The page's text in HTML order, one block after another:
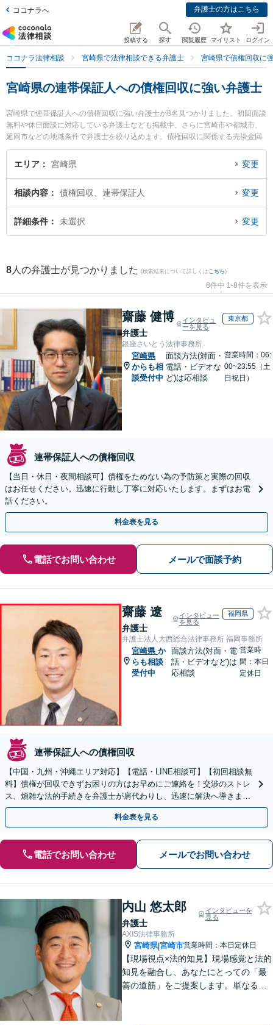
ココナラへ 弁護士の方はこちら
投稿する 探す 閲覧履歴 マイリスト ログイン
ココナラ法律相談 宮崎県で法律相談できる弁護士 宮崎県で債権回収に
宮崎県の連帯保証人への債権回収に強い弁護士
宮崎県で連帯保証人への債権回収に強い弁護士が8名見つかりました。初回面談
無料や休日面談に対応している弁護士なども掲載中。さらに宮崎市や都城市、
延岡市などの地域条件で弁護士を絞り込めます。債権回収に関係する売掛金回
収や債権回収代行、債権の時効中断等の細かな分野での絞り込み検索もでき便
利です。特にAXIS法律事務所の内山 悠太郎弁護士や近藤和弘法律事務所の近藤
証人への債権回収のトラブルを今すぐに弁護士に相談したい』『連帯保証人へ
の債権回収のトラブル解決の実績豊富な近くの弁護士を検索したい』『初回相
談無料で連帯保証人への債権回収を法律相談できる宮崎県内の弁護士に相談予
エリア 宮崎県 変更
相談内容 債権回収、連帯保証人 変更
詳細条件 未選択 変更
8 人の弁護士が見つかりました (検索結果について詳しくは こちら)
8件中 1-8件を表示
齋藤 健博
弁護士
インタビュ
ーを見る
東京都
銀座さいとう法律事務所
宮崎県
からも相
談受付中
面談方法(対面・
電話・ビデオな
ど)は応相談
営業時間：06:
00~23:55（土
日祝日）
連帯保証人への債権回収
【当日・休日・夜間相談可】債権をためない為の予防策と実際の回収
はお任せください。迅速に行動し丁寧に対応いたします。まずはお電
話ください。
料金表を見る
電話でお問い合わせ メールで面談予約
齋藤 遼
弁護士
インタビュー
を見る
福岡県
弁護士法人大西総合法律事務所 福岡事務所
宮崎県 か
らも相談
受付中
面談方法(対面・電
話・ビデオなど)は
応相談
営業時
間：本日
定休日
連帯保証人への債権回収
【中国・九州・沖縄エリア対応】【電話・LINE相談可】【初回相談無
料】債権が回収できずお困りの方はお早めにご連絡を！交渉のストレ
ス、煩雑な法的手続きを弁護士が肩代わりし、迅速に解決へ導きま
す。個人事業主の方もご相談ください。
料金表を見る
電話でお問い合わせ メールでお問い合わせ
内山 悠太郎
弁護士
インタビューを
見る
AXIS法律事務所
宮崎県|宮崎市営業時間：本日定休日
【現場視点×法的知見】現場感覚と法的
知見を融合し、あなたにとっての「最
善の道筋」をご提案します。単なるリ